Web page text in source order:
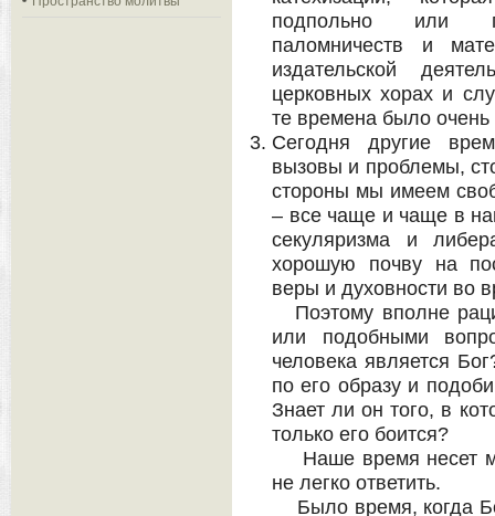
подпольно или
паломничеств и
издательской
церковных хорах и
те времена было очень
Сегодня другие
вызовы и проблемы,
стороны мы имеем
– все чаще и чаще в
секуляризма и
хорошую почву на
веры и духовности во
Поэтому вполне
или подобными
человека является
по его образу и
Знает ли он того, в
только его боится?
Наше время несет
не легко ответить.
Было время, когда